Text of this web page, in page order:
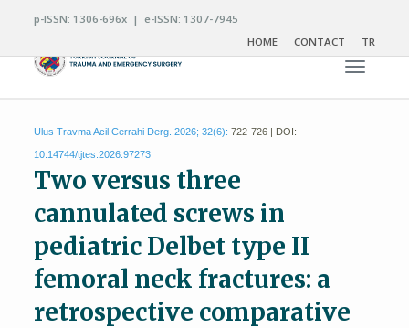
p-ISSN: 1306-696x | e-ISSN: 1307-7945
HOME
CONTACT TR
Toggle
Ulus Travma Acil Cerrahi Derg. 2026; 32(6): 722-726 | DOI:
10.14744/tjtes.2026.97273
Two versus three
cannulated screws in
pediatric Delbet type II
femoral neck fractures: a
retrospective comparative